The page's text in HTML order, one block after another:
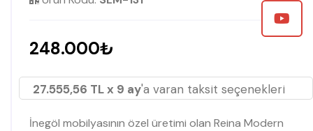
248.000₺
27.555,56 TL x 9 ay'a varan taksit seçenekleri
İnegöl mobilyasının özel üretimi olan Reina Modern